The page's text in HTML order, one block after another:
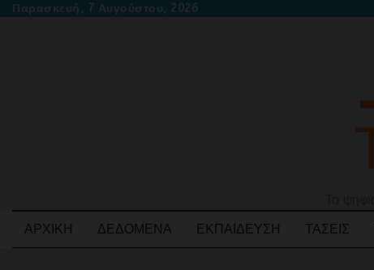
SkipΠαρασκευή, 7 Αυγούστου, 2026
ΑΡΧΙΚΉ
ΔΕΔΟΜΈΝΑ ΕΚΠΑΊΔΕΥΣΗ ΤΆΣΕΙΣ